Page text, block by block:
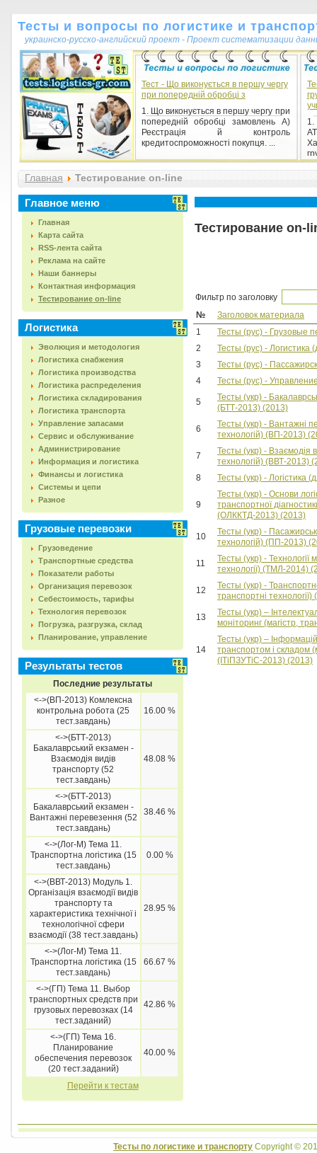
Тесты и вопросы по логистике и
украинско-русско-английский проект - Проект систематизации
Тест - Що виконується в першу чергу
при попередній обробці з
1. Що виконується в першу чергу при
попередній обробці замовлень А)
Реєстрація й контроль
кредитоспроможності покупця. ...
Главная Тестирование on-line
Главное меню
Главная
Карта сайта
RSS-лента сайта
Реклама на сайте
Наши баннеры
Контактная информация
Тестирование on-line
Логистика
Эволюция и методология
Логистика снабжения
Логистика производства
Логистика распределения
Логистика складирования
Логистика транспорта
Управление запасами
Сервис и обслуживание
Администрирование
Информация и логистика
Финансы и логистика
Системы и цепи
Разное
Грузовые перевозки
Грузоведение
Транспортные средства
Показатели работы
Организация перевозок
Себестоимость, тарифы
Технология перевозок
Погрузка, разгрузка, склад
Планирование, управление
Результаты тестов
Последние результаты
<->(ВП-2013) Комлексна
контрольна робота (25
тест.завдань)
16.00 %
<->(БТТ-2013)
Бакалаврський екзамен -
Взаємодія видів
транспорту (52
тест.завдань)
48.08 %
<->(БТТ-2013)
Бакалаврський екзамен -
Вантажні перевезення (52
тест.завдань)
38.46 %
<->(Лог-М) Тема 11.
Транспортна логістика (15
тест.завдань)
0.00 %
<->(ВВТ-2013) Модуль 1.
Організація взаємодії видів
транспорту та
характеристика технічної і
технологічної сфери
взаємодії (38 тест.завдань)
28.95 %
<->(Лог-М) Тема 11.
Транспортна логістика (15
тест.завдань)
66.67 %
<->(ГП) Тема 11. Выбор
транспортных средств при
грузовых перевозках (14
тест.заданий)
42.86 %
<->(ГП) Тема 16.
Планирование
обеспечения перевозок
(20 тест.заданий)
40.00 %
Перейти к тестам
Тестирование on-
Фильтр по заголовку
№
Заголовок материала
1
Тесты (рус) - Грузовые
2
Тесты (рус) - Логистика
3
Тесты (рус) -
4
Тесты (рус) -
5
Тесты (укр) -
(БТТ-2013) (2013)
6
Тесты (укр) - Вантажні
технологій) (ВП-2013)
7
Тесты (укр) - Взаємодія
технологій) (ВВТ-2013)
8
Тесты (укр) - Логістика
9
Тесты (укр) - Основи
транспортної
(ОЛККТД-2013) (2013)
10
Тесты (укр) -
технологій) (ПП-2013)
11
Тесты (укр) - Технології
технології) (ТМЛ-2014)
12
Тесты (укр) -
транспортні
13
Тесты (укр) –
моніторинг (магістр,
14
Тесты (укр) –
транспортом і складом
(ІТіПЗУТіС-2013) (2013)
Тесты по логистике и транспорту Copyright ©